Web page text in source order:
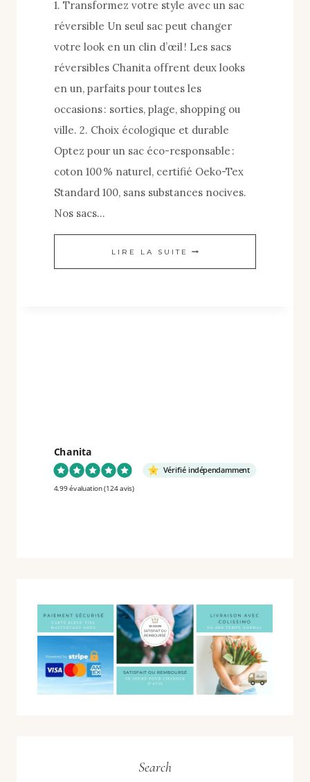
1. Transformez votre style avec un sac
réversible Un seul sac peut changer
votre look en un clin d’œil ! Les sacs
réversibles Chanita offrent deux looks
en un, parfaits pour toutes les
occasions : sorties, plage, shopping ou
ville. 2. Choix écologique et durable
Optez pour un sac éco-responsable :
coton 100 % naturel, certifié Oeko-Tex
Standard 100, sans substances nocives.
Nos sacs…
LIRE LA SUITE AVANTAGES
DES
Chanita
Vérifié indépendamment
4.99 évaluation(124 avis)
Search